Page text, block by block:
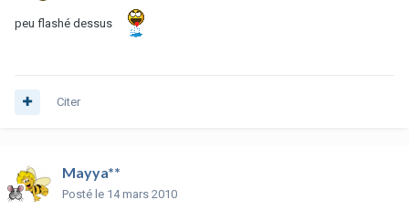
peu flashé dessus
Citer
Mayya**
Posté le 14 mars 2010